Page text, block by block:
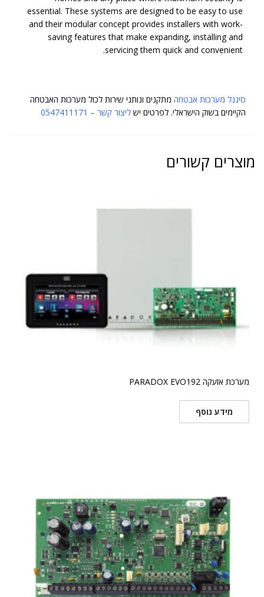
essential. These systems are designed to be easy to use
and their modular concept provides installers with work-
saving features that make expanding, installing and
servicing them quick and convenient.
סיגנל מערכות אבטחה מתקנים ונותני שירות לכול מערכות האבטחה
הקיימים בשוק הישראלי. לפרטים יש ליצור קשר – 0547411171
מוצרים קשורים
מערכת אזעקה PARADOX EVO192
מידע נוסף